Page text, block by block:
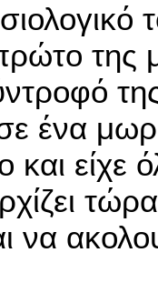
της
ένα
και είχε
να